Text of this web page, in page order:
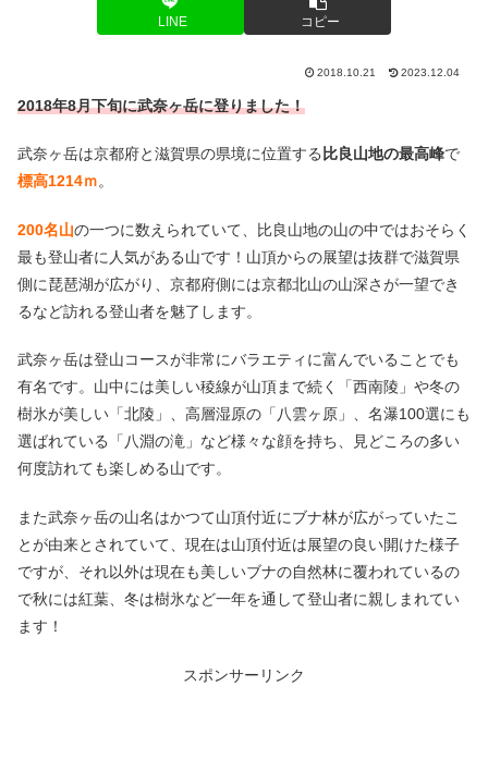
LINE コピー
2018.10.21 2023.12.04
2018年8月下旬に武奈ヶ岳に登りました！
武奈ヶ岳は京都府と滋賀県の県境に位置する 比良山地の最高峰で
標高1214ｍ。
200名山の一つに数えられていて、比良山地の山の中ではおそらく
最も登山者に人気がある山です！山頂からの展望は抜群で滋賀県
側に琵琶湖が広がり、京都府側には京都北山の山深さが一望でき
るなど訪れる登山者を魅了します。
武奈ヶ岳は登山コースが非常にバラエティに富んでいることでも
有名です。山中には美しい稜線が山頂まで続く「西南陵」や冬の
樹氷が美しい「北陵」、高層湿原の「八雲ヶ原」、名瀑100選にも
選ばれている「八淵の滝」など様々な顔を持ち、見どころの多い
何度訪れても楽しめる山です。
また武奈ヶ岳の山名はかつて山頂付近にブナ林が広がっていたこ
とが由来とされていて、現在は山頂付近は展望の良い開けた様子
ですが、それ以外は現在も美しいブナの自然林に覆われているの
で秋には紅葉、冬は樹氷など一年を通して登山者に親しまれてい
ます！
スポンサーリンク